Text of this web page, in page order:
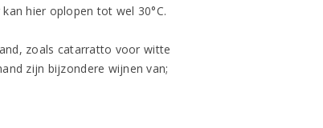
hier oplopen tot wel 30°C.
zoals catarratto voor witte
zijn bijzondere wijnen van;